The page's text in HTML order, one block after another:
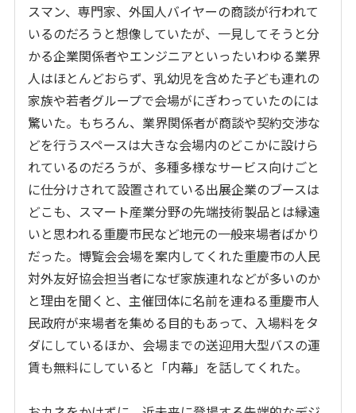
スマン、専門家、外国人バイヤーの商談が行われて
いるのだろうと想像していたが、一見してそうと分
かる企業関係者やエンジニアといったいわゆる業界
人はほとんどおらず、乳幼児を含めた子ども連れの
家族や若者グループで会場がにぎわっていたのには
驚いた。もちろん、業界関係者が商談や契約交渉な
どを行うスペースは大きな会場内のどこかに設けら
れているのだろうが、多種多様なサービス向けごと
に仕分けされて設置されている出展企業のブースは
どこも、スマート産業分野の先端技術製品とは縁遠
いと思われる重慶市民など地元の一般来場者ばかり
だった。博覧会会場を案内してくれた重慶市の人民
対外友好協会担当者になぜ家族連れなどが多いのか
と理由を聞くと、主催団体に名前を連ねる重慶市人
民政府が来場者を集める目的もあって、入場料をタ
ダにしているほか、会場までの送迎用大型バスの運
賃も無料にしていると「内幕」を話してくれた。